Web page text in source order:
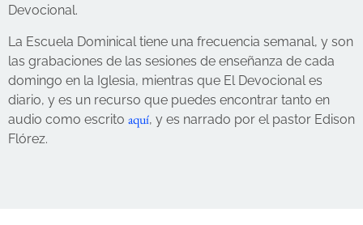
Devocional.
La Escuela Dominical tiene una frecuencia semanal, y son
las grabaciones de las sesiones de enseñanza de cada
domingo en la Iglesia, mientras que El Devocional es
diario, y es un recurso que puedes encontrar tanto en
audio como escrito aquí, y es narrado por el pastor Edison
Flórez.